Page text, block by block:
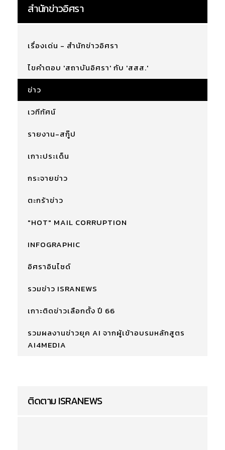
สำนักข่าวอิศรา
เรื่องเด่น - สำนักข่าวอิศรา
ไขคำตอบ 'สถาบันอิศรา' กับ 'สสส.'
ข่าว
เวทีทัศน์
รายงาน-สกู๊ป
เกาะประเด็น
กระจายข่าว
ตะกร้าข่าว
"HOT" MAIL CORRUPTION
INFOGRAPHIC
อิศราอินไซด์
รวมข่าว ISRANEWS
เกาะติดข่าวเลือกตั้ง ปี 66
รวมผลงานข่าวยุค AI จากผู้เข้าอบรมหลักสูตร
AI4MEDIA
ติดตาม ISRANEWS